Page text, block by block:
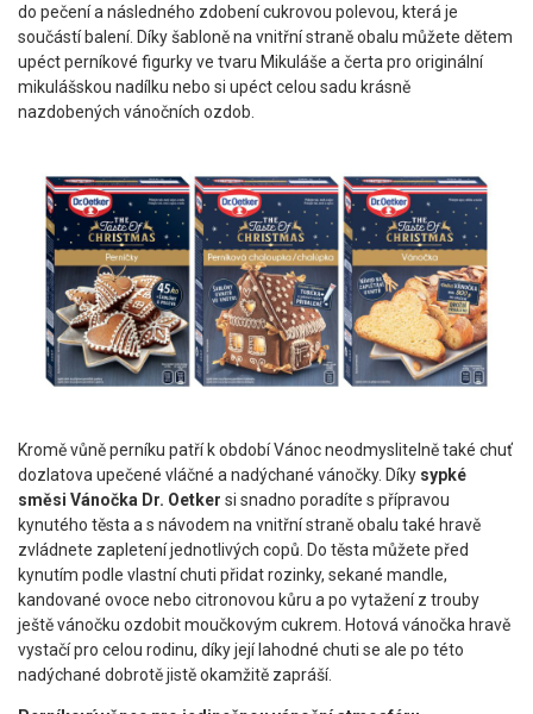
do pečení a následného zdobení cukrovou polevou, která je
součástí balení. Díky šabloně na vnitřní straně obalu můžete dětem
upéct perníkové figurky ve tvaru Mikuláše a čerta pro originální
mikulášskou nadílku nebo si upéct celou sadu krásně
nazdobených vánočních ozdob.
Kromě vůně perníku patří k období Vánoc neodmyslitelně také chuť
dozlatova upečené vláčné a nadýchané vánočky. Díky sypké
směsi Vánočka Dr. Oetker si snadno poradíte s přípravou
kynutého těsta a s návodem na vnitřní straně obalu také hravě
zvládnete zapletení jednotlivých copů. Do těsta můžete před
kynutím podle vlastní chuti přidat rozinky, sekané mandle,
kandované ovoce nebo citronovou kůru a po vytažení z trouby
ještě vánočku ozdobit moučkovým cukrem. Hotová vánočka hravě
vystačí pro celou rodinu, díky její lahodné chuti se ale po této
nadýchané dobrotě jistě okamžitě zapráší.